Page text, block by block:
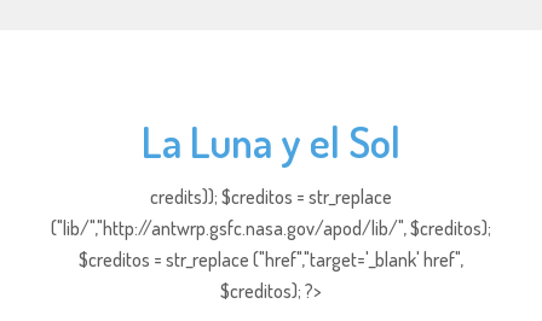
La Luna y el Sol
credits)); $creditos = str_replace
("lib/","http://antwrp.gsfc.nasa.gov/apod/lib/", $creditos);
$creditos = str_replace ("href","target='_blank' href",
$creditos); ?>